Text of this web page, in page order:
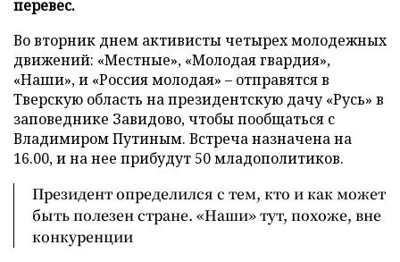
перевес.
Во вторник днем активисты четырех молодежных
движений: «Местные», «Молодая гвардия»,
«Наши», и «Россия молодая» – отправятся в
Тверскую область на президентскую дачу «Русь» в
заповеднике Завидово, чтобы пообщаться с
Владимиром Путиным. Встреча назначена на
16.00, и на нее прибудут 50 младополитиков.
Президент определился с тем, кто и как может
быть полезен стране. «Наши» тут, похоже, вне
конкуренции